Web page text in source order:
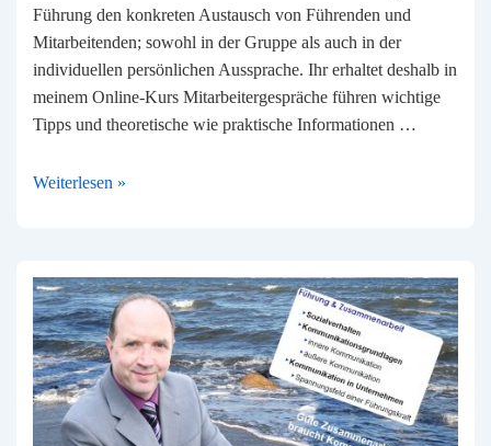
Führung den konkreten Austausch von Führenden und
Mitarbeitenden; sowohl in der Gruppe als auch in der
individuellen persönlichen Aussprache. Ihr erhaltet deshalb in
meinem Online-Kurs Mitarbeitergespräche führen wichtige
Tipps und theoretische wie praktische Informationen …
Mitarbeitergespräche
zielgerichtet,
kompetent
Weiterlesen »